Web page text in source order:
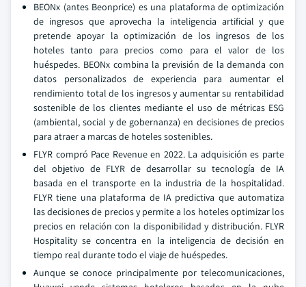
BEONx (antes Beonprice) es una plataforma de optimización
de ingresos que aprovecha la inteligencia artificial y que
pretende apoyar la optimización de los ingresos de los
hoteles tanto para precios como para el valor de los
huéspedes. BEONx combina la previsión de la demanda con
datos personalizados de experiencia para aumentar el
rendimiento total de los ingresos y aumentar su rentabilidad
sostenible de los clientes mediante el uso de métricas ESG
(ambiental, social y de gobernanza) en decisiones de precios
para atraer a marcas de hoteles sostenibles.
FLYR compró Pace Revenue en 2022. La adquisición es parte
del objetivo de FLYR de desarrollar su tecnología de IA
basada en el transporte en la industria de la hospitalidad.
FLYR tiene una plataforma de IA predictiva que automatiza
las decisiones de precios y permite a los hoteles optimizar los
precios en relación con la disponibilidad y distribución. FLYR
Hospitality se concentra en la inteligencia de decisión en
tiempo real durante todo el viaje de huéspedes.
Aunque se conoce principalmente por telecomunicaciones,